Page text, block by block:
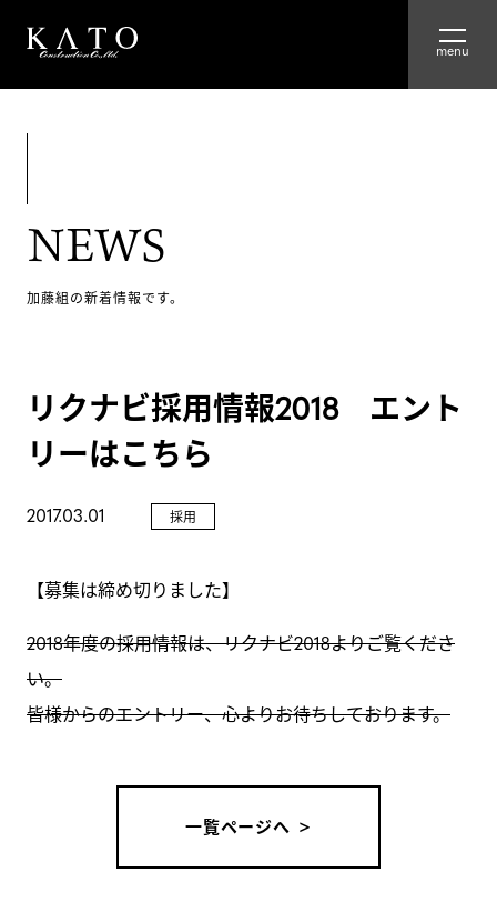
COMPANY
NEWS
NEWS
加藤組の新着情報です。
リクナビ採用情報2018 エント
リーはこちら
2017.03.01 採用
【募集は締め切りました】
2018年度の採用情報は、リクナビ2018よりご覧くださ
い。
皆様からのエントリー、心よりお待ちしております。
一覧ページへ